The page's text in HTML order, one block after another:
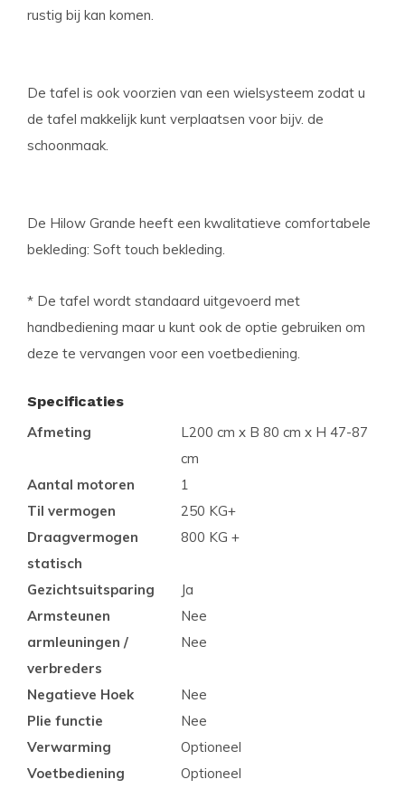
rustig bij kan komen.
De tafel is ook voorzien van een wielsysteem zodat u
de tafel makkelijk kunt verplaatsen voor bijv. de
schoonmaak.
De Hilow Grande heeft een kwalitatieve comfortabele
bekleding: Soft touch bekleding.
* De tafel wordt standaard uitgevoerd met
handbediening maar u kunt ook de optie gebruiken om
deze te vervangen voor een voetbediening.
Specificaties
Afmeting
L200 cm x B 80 cm x H 47-87
cm
Aantal motoren
1
Til vermogen
250 KG+
Draagvermogen
statisch
800 KG +
Gezichtsuitsparing
Ja
Armsteunen
Nee
armleuningen /
verbreders
Nee
Negatieve Hoek
Nee
Plie functie
Nee
Verwarming
Optioneel
Voetbediening
Optioneel